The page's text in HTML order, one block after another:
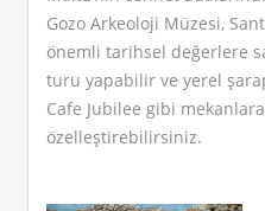
Gozo Arkeoloji Müzesi,
önemli tarihsel değerlere
turu yapabilir ve yerel
Cafe Jubilee gibi
özelleştirebilirsiniz.